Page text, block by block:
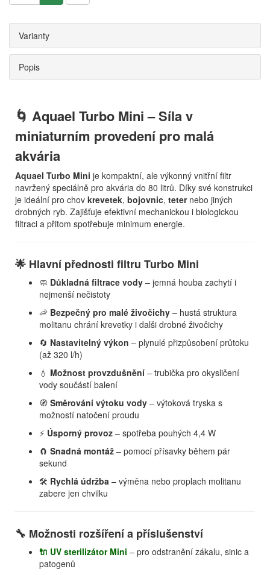
Varianty
Popis
🌀 Aquael Turbo Mini – Síla v
miniaturním provedení pro malá
akvária
Aquael Turbo Mini je kompaktní, ale výkonný vnitřní filtr
navržený speciálně pro akvária do 80 litrů. Díky své konstrukci
je ideální pro chov krevetek, bojovnic, teternebo jiných
drobných ryb. Zajišťuje efektivní mechanickou i biologickou
filtraci a přitom spotřebuje minimum energie.
🌟 Hlavní přednosti filtru Turbo Mini
🧼 Důkladná filtrace vody – jemná houba zachytí i
nejmenší nečistoty
🦐 Bezpečný pro malé živočichy – hustá struktura
molitanu chrání krevetky i dalši drobné živočichy
🔄 Nastavitelný výkon – plynulé přizpůsobení průtoku
(až 320 l/h)
💧 Možnost provzdušnění – trubička pro okysličení
vody součástí balení
🧭 Směrování výtoku vody – výtoková tryska s
možností natočení proudu
⚡ Úsporný provoz – spotřeba pouhých 4,4 W
🧲 Snadná montáž – pomocí přísavky během pár
sekund
🛠️ Rychlá údržba – výměna nebo proplach molitanu
zabere jen chvilku
🔧 Možnosti rozšíření a příslušenství
🔌 UV sterilizátor Mini – pro odstranění zákalu, sinic a
patogenů